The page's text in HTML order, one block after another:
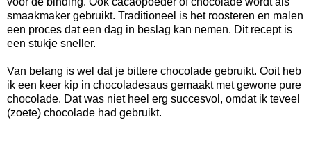
smaakmaker gebruikt. Traditioneel is het roosteren en malen
een proces dat een dag in beslag kan nemen. Dit recept is
een stukje sneller.
Van belang is wel dat je bittere chocolade gebruikt. Ooit heb
ik een keer kip in chocoladesaus gemaakt met gewone pure
chocolade. Dat was niet heel erg succesvol, omdat ik teveel
(zoete) chocolade had gebruikt.